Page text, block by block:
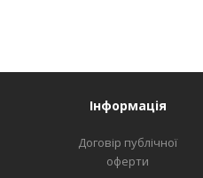
Інформація
Договір публічної
оферти